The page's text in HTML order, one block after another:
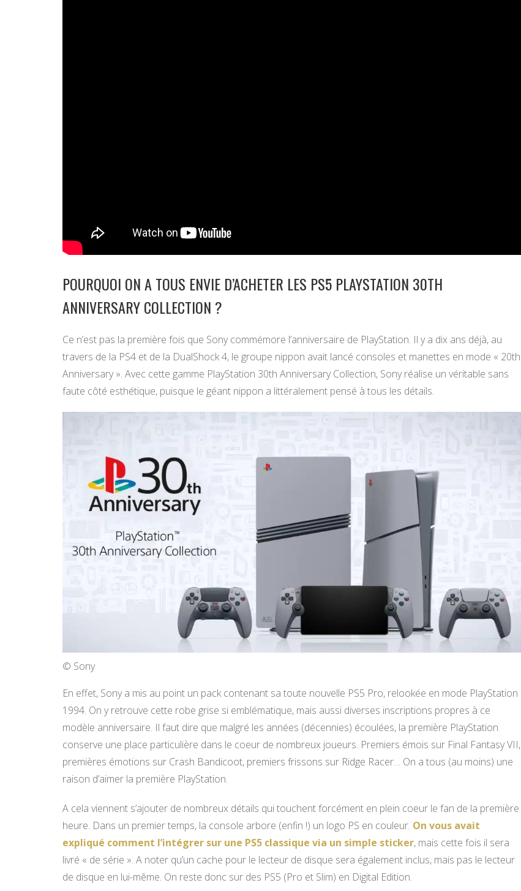
POURQUOI ON A TOUS ENVIE D’ACHETER LES PS5 PLAYSTATION 30TH
ANNIVERSARY COLLECTION ?
Ce n’est pas la première fois que Sony commémore l’anniversaire de PlayStation. Il y a dix ans déjà, au
travers de la PS4 et de la DualShock 4, le groupe nippon avait lancé consoles et manettes en mode « 20th
Anniversary ». Avec cette gamme PlayStation 30th Anniversary Collection, Sony réalise un véritable sans
faute côté esthétique, puisque le géant nippon a littéralement pensé à tous les détails.
© Sony
En effet, Sony a mis au point un pack contenant sa toute nouvelle PS5 Pro, relookée en mode PlayStation
1994. On y retrouve cette robe grise si emblématique, mais aussi diverses inscriptions propres à ce
modèle anniversaire. Il faut dire que malgré les années (décennies) écoulées, la première PlayStation
conserve une place particulière dans le coeur de nombreux joueurs. Premiers émois sur Final Fantasy VII,
premières émotions sur Crash Bandicoot, premiers frissons sur Ridge Racer… On a tous (au moins) une
raison d’aimer la première PlayStation.
A cela viennent s’ajouter de nombreux détails qui touchent forcément en plein coeur le fan de la première
heure. Dans un premier temps, la console arbore (enfin !) un logo PS en couleur. On vous avait
expliqué comment l’intégrer sur une PS5 classique via un simple sticker, mais cette fois il sera
livré « de série ». A noter qu’un cache pour le lecteur de disque sera également inclus, mais pas le lecteur
de disque en lui-même. On reste donc sur des PS5 (Pro et Slim) en Digital Edition.